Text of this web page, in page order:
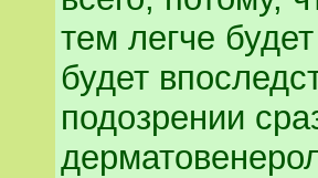
тем легче
будет
подозрении